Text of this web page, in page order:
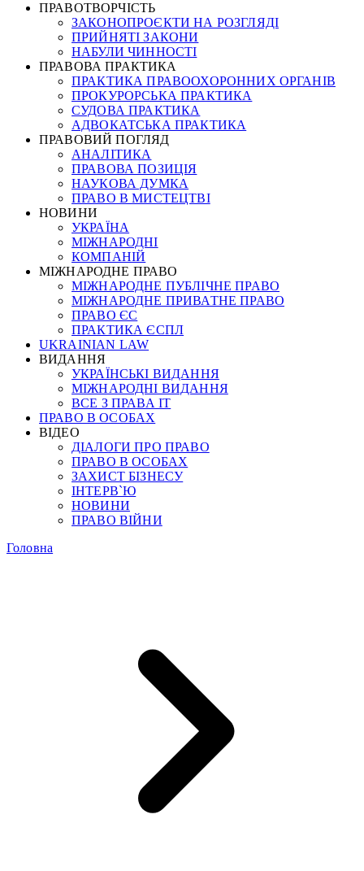
ПРАВОТВОРЧІСТЬ
ЗАКОНОПРОЄКТИ НА РОЗГЛЯДІ
ПРИЙНЯТІ ЗАКОНИ
НАБУЛИ ЧИННОСТІ
ПРАВОВА ПРАКТИКА
ПРАКТИКА ПРАВООХОРОННИХ ОРГАНІВ
ПРОКУРОРСЬКА ПРАКТИКА
СУДОВА ПРАКТИКА
АДВОКАТСЬКА ПРАКТИКА
ПРАВОВИЙ ПОГЛЯД
АНАЛІТИКА
ПРАВОВА ПОЗИЦІЯ
НАУКОВА ДУМКА
ПРАВО В МИСТЕЦТВІ
НОВИНИ
УКРАЇНА
МІЖНАРОДНІ
КОМПАНІЙ
МІЖНАРОДНЕ ПРАВО
МІЖНАРОДНЕ ПУБЛІЧНЕ ПРАВО
МІЖНАРОДНЕ ПРИВАТНЕ ПРАВО
ПРАВО ЄС
ПРАКТИКА ЄСПЛ
UKRAINIAN LAW
ВИДАННЯ
УКРАЇНСЬКІ ВИДАННЯ
МІЖНАРОДНІ ВИДАННЯ
ВСЕ З ПРАВА ІТ
ПРАВО В ОСОБАХ
ВІДЕО
ДІАЛОГИ ПРО ПРАВО
ПРАВО В ОСОБАХ
ЗАХИСТ БІЗНЕСУ
ІНТЕРВ`Ю
НОВИНИ
ПРАВО ВІЙНИ
Головна